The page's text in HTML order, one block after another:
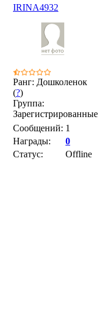
IRINA4932
Ранг: Дошколенок
(?)
Группа:
Зарегистрированные
Сообщений: 1
Награды:
0
Статус:
Offline